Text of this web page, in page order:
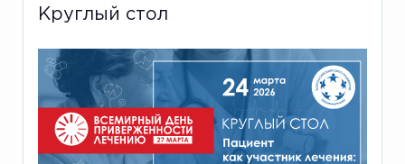
Круглый стол